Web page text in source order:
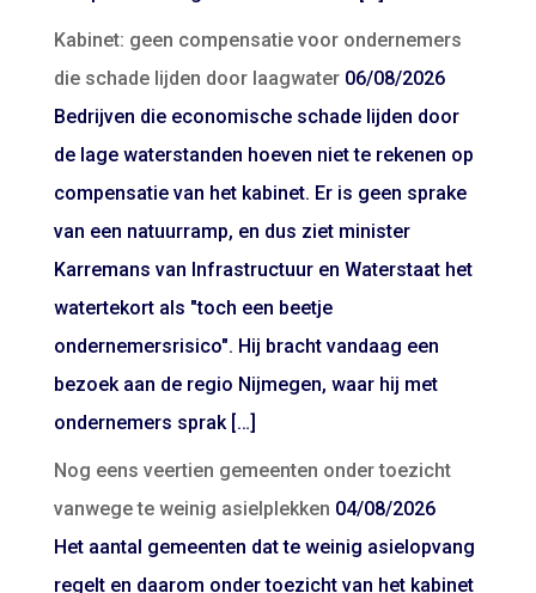
Kabinet: geen compensatie voor ondernemers
die schade lijden door laagwater 06/08/2026
Bedrijven die economische schade lijden door
de lage waterstanden hoeven niet te rekenen op
compensatie van het kabinet. Er is geen sprake
van een natuurramp, en dus ziet minister
Karremans van Infrastructuur en Waterstaat het
watertekort als "toch een beetje
ondernemersrisico". Hij bracht vandaag een
bezoek aan de regio Nijmegen, waar hij met
ondernemers sprak […]
Nog eens veertien gemeenten onder toezicht
vanwege te weinig asielplekken 04/08/2026
Het aantal gemeenten dat te weinig asielopvang
regelt en daarom onder toezicht van het kabinet